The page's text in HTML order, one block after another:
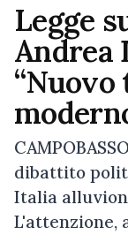
Legge
Andrea
dibattito
Italia
L'attenzione,